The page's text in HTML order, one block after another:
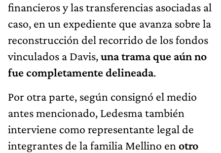
financieros y las transferencias asociadas al
caso, en un expediente que avanza sobre la
reconstrucción del recorrido de los fondos
vinculados a Davis,una trama que aún no
fue completamente delineada.
Por otra parte, según consignó el medio
antes mencionado, Ledesma también
interviene como representante legal de
integrantes de la familia Mellino en otro